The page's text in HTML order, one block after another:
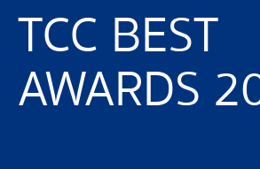
TCC BEST
AWARDS